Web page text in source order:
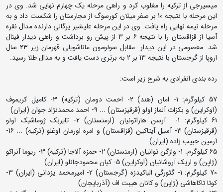
میسیرجی از ترکیه را مغلوب کرد و راهی مرحله یک چهارم نهایی شد. وی در
این مرحله با نتیجه 10 بر صفر میلان کورسوگ از مجارستان را شکست داد و به
مرحله نیمه نهایی راه یافت. وی در این مرحله علیشیر یرگالی دارنده مدال نقره
آسیا از قزاقستان را با نتیجه 6 بر 3 از پیش رو برداشت و راهی دیدار فینال
شد. معصومی در این دیدار مقابل سولومون ماناشویلی قهرمان زیر 23 سال
اروپا از گرجستان با نتیجه 13 بر 2 به برتری دست یافت و به مدال طلا رسید.
رده بندی انفرادی به شرح زیر است:
57 کیلوگرم: 1- امان (هند) 2- احمت دومان (ترکیه) 3- کامیل کریموف
(اوکراین) و بکزات آلماز اولو (قرقیزستان) ... 9- احمد محمدنژاد جوان (ایران)
61 کیلوگرم: 1- آرسن هاراتونیان (ارمنستان) 2- تایربک ژوماشبک اولو
(قرقیزستان) 3- آسیل آیتاکین (قزاقستان) و امره اورمان اوغلو (ترکیه) ... 16-
آرمین حبیب زاده (ایران)
65 کیلوگرم: 1- وازگن توانیان (ارمنستان) 2- حمزه آلاجا (ترکیه) 3- ریوما آنراکو
(ژاپن) و اریک آروشانیان (اوکراین) 5- کیان محمودجانلو (ایران)
70 کیلوگرم: 1- گئورگی الباکیدزه (گرجستان) 2- امیرمحمد یزدانی (ایران) 3-
کوتا تاکاهاشی (ژاپن) و کانان هیبت اف (آذربایجان)